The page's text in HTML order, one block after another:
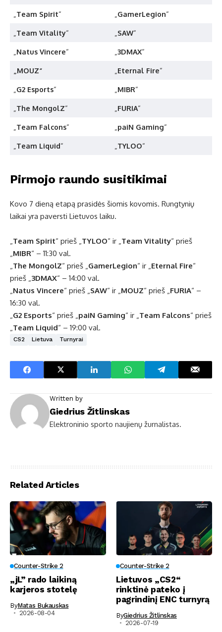
Team Spirit“ GamerLegion“
Team Vitality“ SAW“
Natus Vincere“ „3DMAX“
„MOUZ“ Eternal Fire“
G2 Esports“ MIBR“
The MongolZ“ FURIA“
Team Falcons“ paiN Gaming“
Team Liquid“ TYLOO“
Pirmojo raundo susitikimai
Kovo 7 dieną etapą prasidės šiomis kovomis. Rungtynių
laikai yra paversti Lietuvos laiku.
Team Spirit“ prieš „ TYLOO“ ir „ Team Vitality“ prieš
MIBR“ – 11:30 val.
The MongolZ“ prieš „ GamerLegion“ ir „ Eternal Fire“
prieš „ 3DMAX“ – 14:00 val.
Natus Vincere“ prieš „ SAW“ ir „ MOUZ“ prieš „ FURIA“ –
16:30 val.
G2 Esports“ prieš „ paiN Gaming“ ir „ Team Falcons“ prieš
Team Liquid“ – 19:00 val.
CS2 Lietuva Turnyrai
Written by
Giedrius Žitlinskas
Elektroninio sporto naujienų žurnalistas.
Related Articles
Counter-Strike 2
„jL” rado laikiną
karjeros stotelę
ByMatas Bukauskas
2026-08-04
Counter-Strike 2
Lietuvos „CS2“
rinktinė pateko į
pagrindinį ENC turnyrą
ByGiedrius Žitlinskas
2026-07-19